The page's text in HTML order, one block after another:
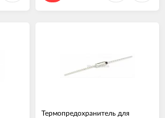
Термопредохранитель для